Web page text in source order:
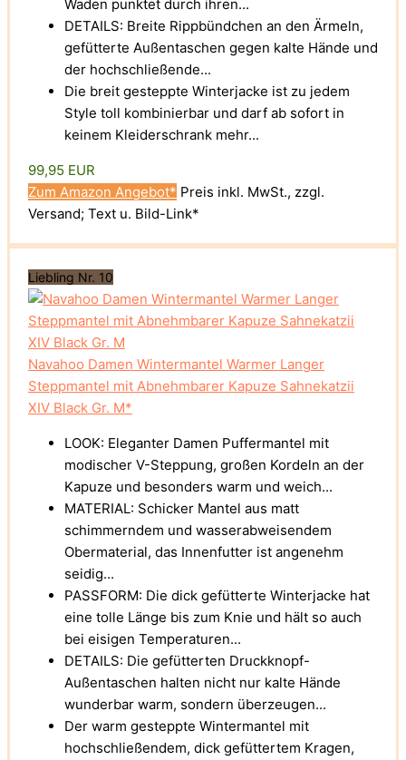
Waden punktet durch ihren...
DETAILS: Breite Rippbündchen an den Ärmeln,
gefütterte Außentaschen gegen kalte Hände und
der hochschließende...
Die breit gesteppte Winterjacke ist zu jedem
Style toll kombinierbar und darf ab sofort in
keinem Kleiderschrank mehr...
99,95 EUR
Zum Amazon Angebot* Preis inkl. MwSt., zzgl.
Versand; Text u. Bild-Link*
Liebling Nr. 10
Navahoo Damen Wintermantel Warmer Langer
Steppmantel mit Abnehmbarer Kapuze Sahnekatzii
XIV Black Gr. M*
LOOK: Eleganter Damen Puffermantel mit
modischer V-Steppung, großen Kordeln an der
Kapuze und besonders warm und weich...
MATERIAL: Schicker Mantel aus matt
schimmerndem und wasserabweisendem
Obermaterial, das Innenfutter ist angenehm
seidig...
PASSFORM: Die dick gefütterte Winterjacke hat
eine tolle Länge bis zum Knie und hält so auch
bei eisigen Temperaturen...
DETAILS: Die gefütterten Druckknopf-
Außentaschen halten nicht nur kalte Hände
wunderbar warm, sondern überzeugen...
Der warm gesteppte Wintermantel mit
hochschließendem, dick gefüttertem Kragen,